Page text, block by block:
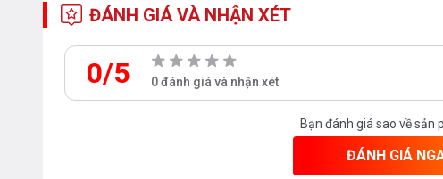
ĐÁNH GIÁ VÀ NHẬN XÉT
0/5 0 đánh giá và nhận xét
Bạn đánh giá sao về sản
ĐÁNH GIÁ